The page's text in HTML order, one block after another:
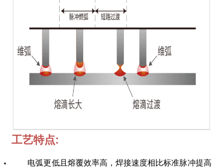
工艺特点:
电弧更低且熔覆效率高，焊接速度相比标准脉冲提高